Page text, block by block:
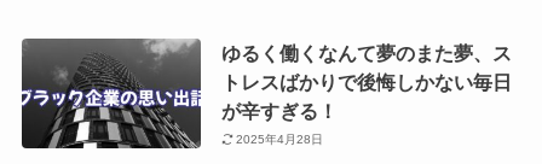
ゆるく働くなんて夢のまた夢、ス
トレスばかりで後悔しかない毎日
が辛すぎる！
2025年4月28日